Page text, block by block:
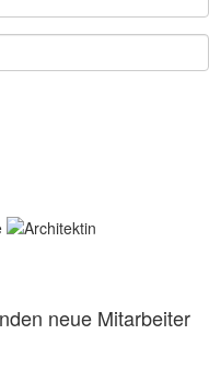
neue Mitarbeiter